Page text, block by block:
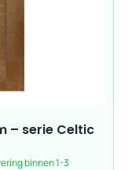
– serie Celtic
binnen 1-3